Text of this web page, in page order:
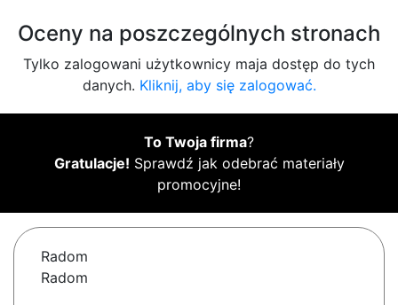
Oceny na poszczególnych stronach
Tylko zalogowani użytkownicy maja dostęp do tych
danych. Kliknij, aby się zalogować.
To Twoja firma?
Gratulacje! Sprawdź jak odebrać materiały
promocyjne!
Radom
Radom